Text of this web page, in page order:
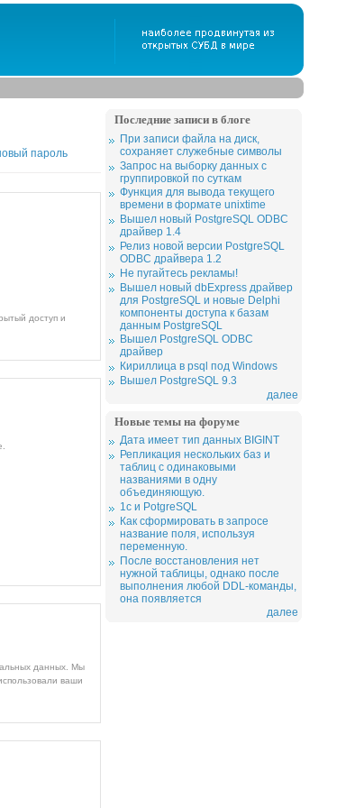
пароль
данных. Мы
ваши
Последние записи в блоге
При записи файла на диск,
сохраняет служебные символы
Запрос на выборку данных с
группировкой по суткам
Функция для вывода текущего
времени в формате unixtime
Вышел новый PostgreSQL ODBC
драйвер 1.4
Релиз новой версии PostgreSQL
ODBC драйвера 1.2
Не пугайтесь рекламы!
Вышел новый dbExpress драйвер
для PostgreSQL и новые Delphi
компоненты доступа к базам
данным PostgreSQL
Вышел PostgreSQL ODBC
драйвер
Кириллица в psql под Windows
Вышел PostgreSQL 9.3
далее
Новые темы на форуме
Дата имеет тип данных BIGINT
Репликация нескольких баз и
таблиц с одинаковыми
названиями в одну
объединяющую.
1c и PotgreSQL
Как сформировать в запросе
название поля, используя
переменную.
После восстановления нет
нужной таблицы, однако после
выполнения любой DDL-команды,
она появляется
далее